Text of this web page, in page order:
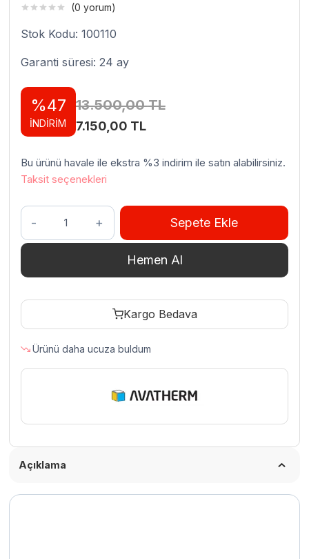
(0 yorum)
Stok Kodu: 100110
Garanti süresi: 24 ay
%47
İNDİRİM
13.500,00TL
Orijinal
13.500,00 TL.
7.150,00 TLŞu
fiyat:
Bu ürünü havale ile ekstra %3 indirim ile satın alabilirsiniz.
Taksit seçenekleri
Avatherm
Thermobox
Sepete Ekle
Hemen Al
Kargo Bedava
Ürünü daha ucuza buldum
Açıklama